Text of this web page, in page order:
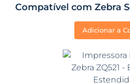
Compatível com Zebra
QLN
Adicionar a